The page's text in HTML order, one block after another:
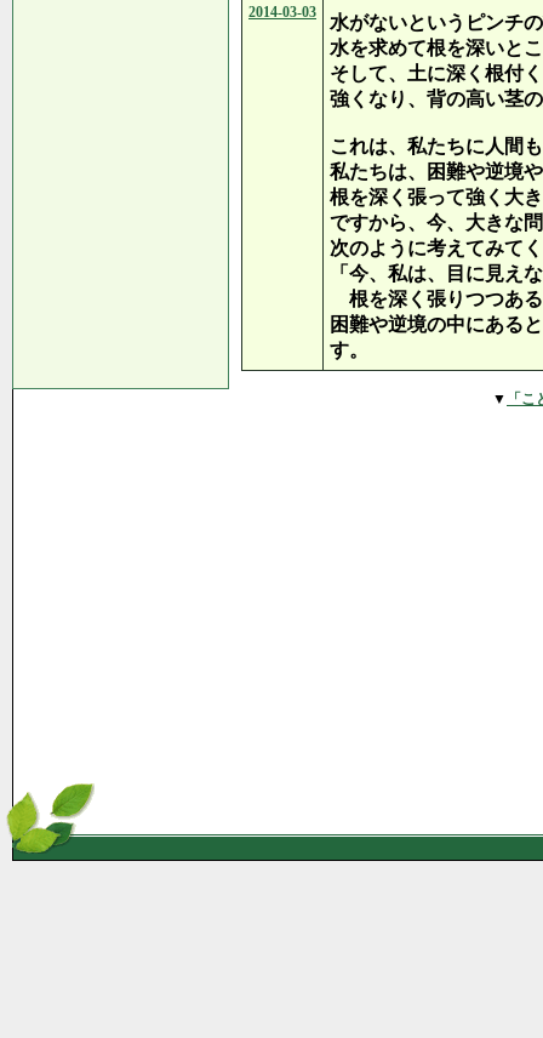
2014-03-03
水がないというピンチ
水を求めて根を深いと
そして、土に深く根付
強くなり、背の高い茎
これは、私たちに人間
私たちは、困難や逆境
根を深く張って強く大
ですから、今、大きな
次のように考えてみて
「今、私は、目に見え
根を深く張りつつあ
困難や逆境の中にある
す。
▼ 「